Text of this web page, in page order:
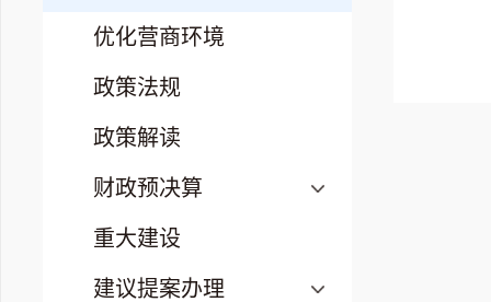
优化营商环境
政策法规
政策解读
财政预决算
重大建设
建议提案办理